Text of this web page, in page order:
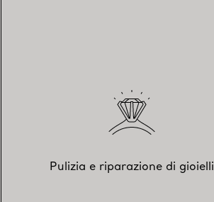
Pulizia e riparazione di gioielli